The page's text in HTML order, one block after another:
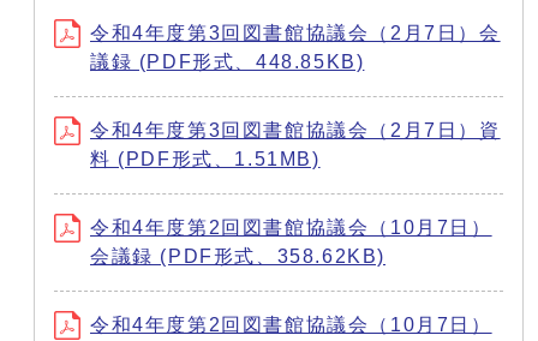
令和4年度第3回図書館協議会（2月7日）会
議録 (PDF形式、448.85KB)
令和4年度第3回図書館協議会（2月7日）資
料 (PDF形式、1.51MB)
令和4年度第2回図書館協議会（10月7日）
会議録 (PDF形式、358.62KB)
令和4年度第2回図書館協議会（10月7日）